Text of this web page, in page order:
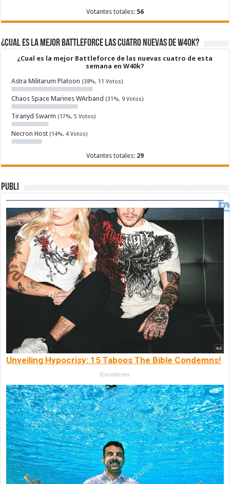
Votantes totales: 56
¿Cual es la mejor Battleforce las cuatro nuevas de W40k?
¿Cual es la mejor Battleforce de las nuevas cuatro de esta
semana en W40k?
Astra Militarum Platoon (38%, 11 Votos)
Chaos Space Marines WArband (31%, 9 Votos)
Tiranyd Swarm (17%, 5 Votos)
Necron Host (14%, 4 Votos)
Votantes totales: 29
Publi
Unveiling Hypocrisy: 15 Taboos The Bible Condemns!
Brainberries